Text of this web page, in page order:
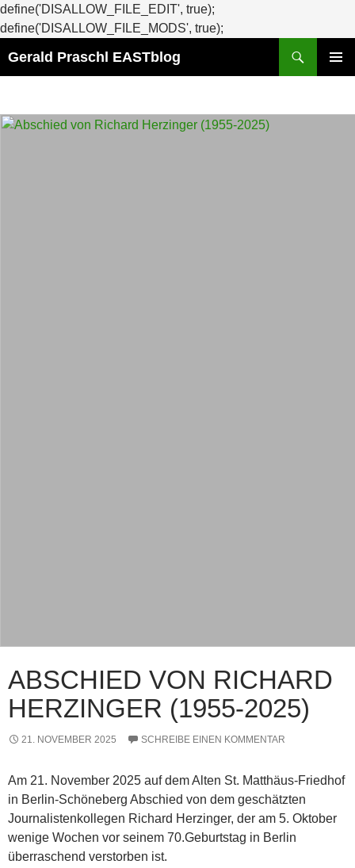
define('DISALLOW_FILE_EDIT', true);
define('DISALLOW_FILE_MODS', true);
Gerald Praschl EASTblog
ABSCHIED VON RICHARD
HERZINGER (1955-2025)
21. NOVEMBER 2025 SCHREIBE EINEN KOMMENTAR
Am 21. November 2025 auf dem Alten St. Matthäus-Friedhof
in Berlin-Schöneberg Abschied von dem geschätzten
Journalistenkollegen Richard Herzinger, der am 5. Oktober
wenige Wochen vor seinem 70.Geburtstag in Berlin
überraschend verstorben ist.